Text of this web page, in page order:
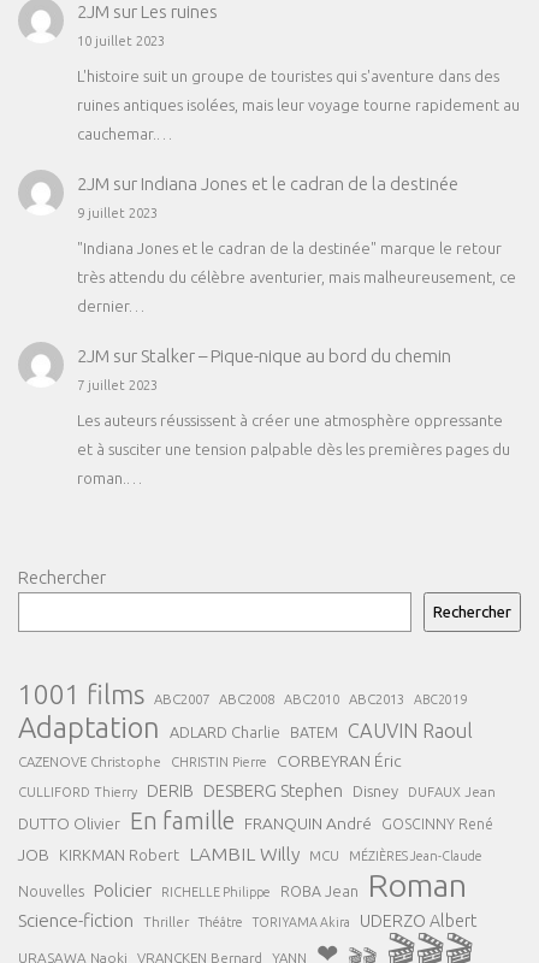
2JM sur Les ruines
10 juillet 2023
L'histoire suit un groupe de touristes qui s'aventure dans des
ruines antiques isolées, mais leur voyage tourne rapidement au
cauchemar.…
2JM sur Indiana Jones et le cadran de la destinée
9 juillet 2023
"Indiana Jones et le cadran de la destinée" marque le retour
très attendu du célèbre aventurier, mais malheureusement, ce
dernier…
2JM sur Stalker – Pique-nique au bord du chemin
7 juillet 2023
Les auteurs réussissent à créer une atmosphère oppressante
et à susciter une tension palpable dès les premières pages du
roman.…
Rechercher
Rechercher
1001 films ABC2007 ABC2008 ABC2010 ABC2013 ABC2019
Adaptation ADLARD Charlie BATEM CAUVIN Raoul
CAZENOVE Christophe CHRISTIN Pierre CORBEYRAN Éric
CULLIFORD Thierry DERIB DESBERG Stephen Disney DUFAUX Jean
DUTTO Olivier En famille FRANQUIN André GOSCINNY René
JOB KIRKMAN Robert LAMBIL Willy MCU MÉZIÈRES Jean-Claude
Nouvelles Policier RICHELLE Philippe ROBA Jean Roman
Science-fiction Thriller Théâtre TORIYAMA Akira UDERZO Albert
URASAWA Naoki VRANCKEN Bernard YANN ❤ 🎬🎬 🎬🎬🎬